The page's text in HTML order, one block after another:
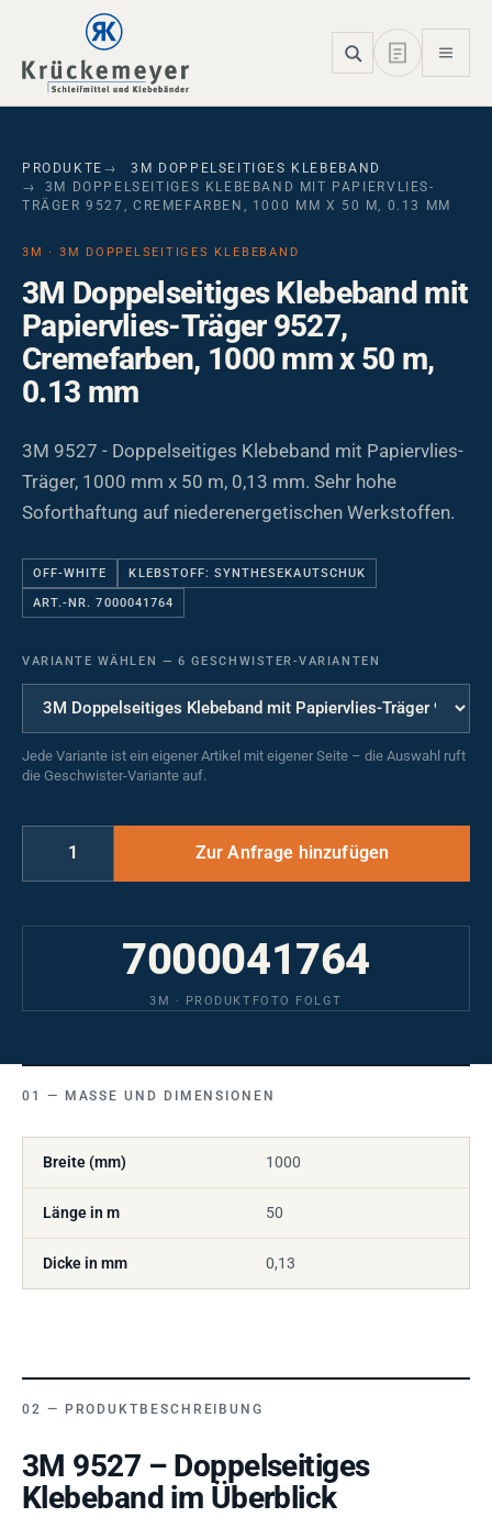
Skip to main navigation
Skip to main content
Skip to page footer
PRODUKTE
3M DOPPELSEITIGES KLEBEBAND
3M DOPPELSEITIGES KLEBEBAND MIT PAPIERVLIES-
TRÄGER 9527, CREMEFARBEN, 1000 MM X 50 M, 0.13 MM
3M · 3M DOPPELSEITIGES KLEBEBAND
3M Doppelseitiges Klebeband mit
Papiervlies-Träger 9527,
Cremefarben, 1000 mm x 50 m,
0.13 mm
3M 9527 - Doppelseitiges Klebeband mit Papiervlies-
Träger, 1000 mm x 50 m, 0,13 mm. Sehr hohe
Soforthaftung auf niederenergetischen Werkstoffen.
OFF-WHITE KLEBSTOFF: SYNTHESEKAUTSCHUK
ART.-NR. 7000041764
VARIANTE WÄHLEN — 6 GESCHWISTER-VARIANTEN
Jede Variante ist ein eigener Artikel mit eigener Seite – die Auswahl ruft
die Geschwister-Variante auf.
7000041764
3M · PRODUKTFOTO FOLGT
MASSE UND DIMENSIONEN
Breite (mm) 1000
Länge in m 50
Dicke in mm 0,13
PRODUKTBESCHREIBUNG
3M 9527 – Doppelseitiges
Klebeband im Überblick